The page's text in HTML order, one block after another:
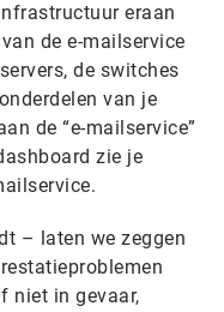
eraan
de e-mailservice
de switches
van je
de “e-mailservice”
zie je
– laten we zeggen
niet in gevaar,